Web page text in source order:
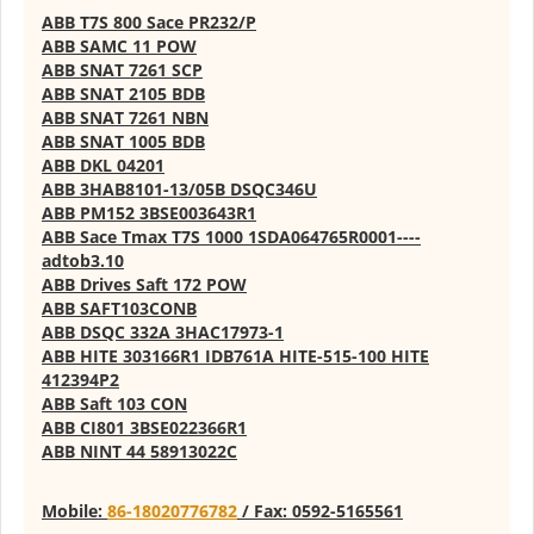
ABB T7S 800 Sace PR232/P
ABB SAMC 11 POW
ABB SNAT 7261 SCP
ABB SNAT 2105 BDB
ABB SNAT 7261 NBN
ABB SNAT 1005 BDB
ABB DKL 04201
ABB 3HAB8101-13/05B DSQC346U
ABB PM152 3BSE003643R1
ABB Sace Tmax T7S 1000 1SDA064765R0001----
adtob3.10
ABB Drives Saft 172 POW
ABB SAFT103CONB
ABB DSQC 332A 3HAC17973-1
ABB HITE 303166R1 IDB761A HITE-515-100 HITE
412394P2
ABB Saft 103 CON
ABB CI801 3BSE022366R1
ABB NINT 44 58913022C
Mobile: 86-18020776782 / Fax: 0592-5165561